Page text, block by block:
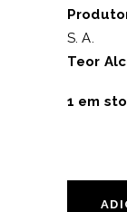
S. A.
Teor
1 em